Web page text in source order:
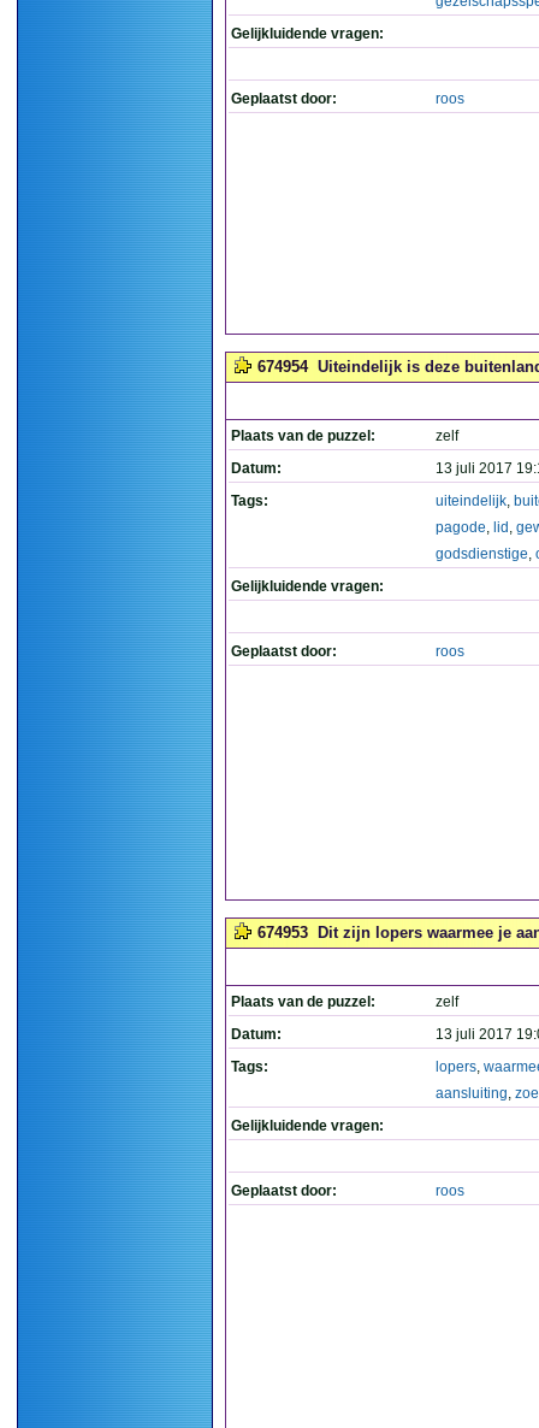
Gelijkluidende vragen:
Geplaatst door: roos
674954 Uiteindelijk is deze
Plaats van de puzzel:
zelf
Datum:
13 juli 2017
Tags:
uiteindelijk,
pagode, lid ,
godsdienstige,
Gelijkluidende vragen:
Geplaatst door: roos
674953 Dit zijn lopers waarmee je
Plaats van de puzzel:
zelf
Datum:
13 juli 2017
Tags:
lopers,
aansluiting,
Gelijkluidende vragen:
Geplaatst door: roos